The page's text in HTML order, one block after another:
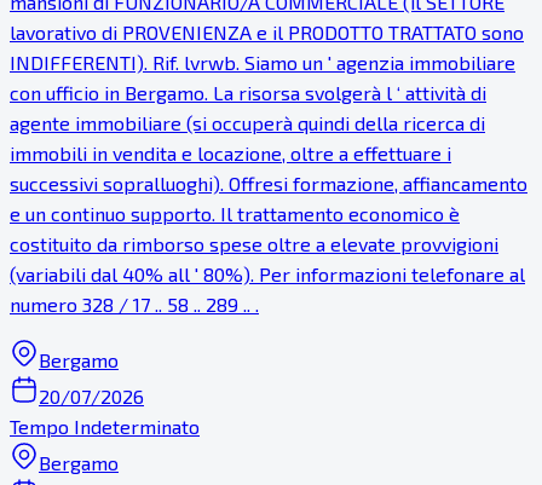
lavorativo di PROVENIENZA e il PRODOTTO TRATTATO sono
INDIFFERENTI). Rif. lvrwb. Siamo un ' agenzia immobiliare
con ufficio in Bergamo. La risorsa svolgerà l ‘ attività di
agente immobiliare (si occuperà quindi della ricerca di
immobili in vendita e locazione, oltre a effettuare i
successivi sopralluoghi). Offresi formazione, affiancamento
e un continuo supporto. Il trattamento economico è
costituito da rimborso spese oltre a elevate provvigioni
(variabili dal 40% all ' 80%). Per informazioni telefonare al
numero 328 / 17 .. 58 .. 289 .. .
Bergamo
20/07/2026
Tempo Indeterminato
Bergamo